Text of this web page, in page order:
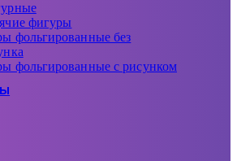
фигуры
фольгированные без
фольгированные с рисунком